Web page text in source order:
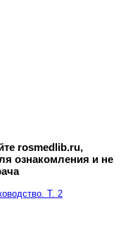
rosmedlib.ru,
ознакомления и не
Т. 2